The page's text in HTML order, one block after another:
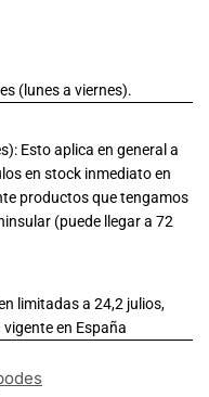
(lunes a viernes).
Esto aplica en general a
en stock inmediato en
productos que tengamos
(puede llegar a 72
limitadas a 24,2 julios,
en España